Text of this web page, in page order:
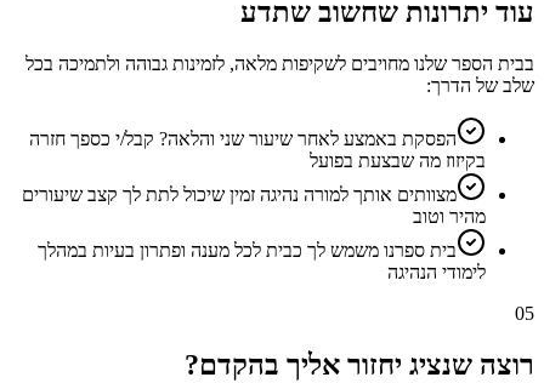
עוד יתרונות שחשוב שתדע
בבית הספר שלנו מחויבים לשקיפות מלאה, לזמינות גבוהה ולתמיכה בכל
שלב של הדרך:
הפסקת באמצע לאחר שיעור שני והלאה? קבל/י כספך חזרה
בקיזוז מה שבצעת בפועל
מצוותים אותך למורה נהיגה זמין שיכול לתת לך קצב שיעורים
מהיר וטוב
בית ספרנו משמש לך כבית לכל מענה ופתרון בעיות במהלך
לימודי הנהיגה
05
רוצה שנציג יחזור אליך בהקדם?